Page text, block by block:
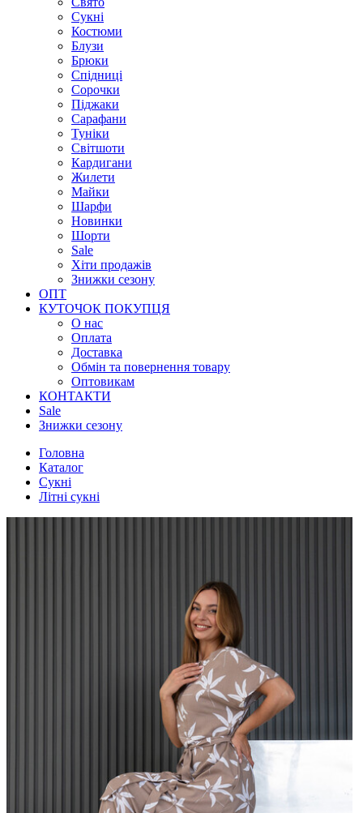
Сукні
Костюми
Блузи
Брюки
Спідниці
Сорочки
Піджаки
Сарафани
Туніки
Світшоти
Кардигани
Жилети
Майки
Шарфи
Новинки
Шорти
Sale
Хіти продажів
Знижки сезону
ОПТ
КУТОЧОК ПОКУПЦЯ
О нас
Оплата
Доставка
Обмін та повернення товару
Оптовикам
КОНТАКТИ
Sale
Знижки сезону
Головна
Каталог
Сукні
Літні сукні